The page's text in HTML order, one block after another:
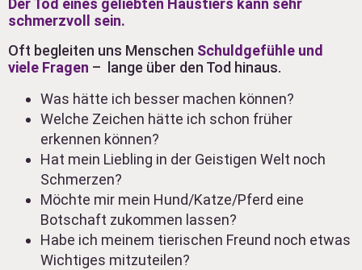
Der Tod eines geliebten Haustiers kann sehr
schmerzvoll sein.
Oft begleiten uns Menschen Schuldgefühle und
viele Fragen – lange über den Tod hinaus.
Was hätte ich besser machen können?
Welche Zeichen hätte ich schon früher
erkennen können?
Hat mein Liebling in der Geistigen Welt noch
Schmerzen?
Möchte mir mein Hund/Katze/Pferd eine
Botschaft zukommen lassen?
Habe ich meinem tierischen Freund noch etwas
Wichtiges mitzuteilen?